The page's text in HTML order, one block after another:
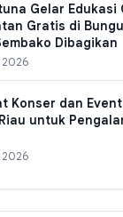
Gelar Edukasi
Gratis di
Dibagikan
2026
Konser dan
untuk
2026